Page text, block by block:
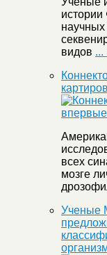
видов
всех
мозге
Ученые